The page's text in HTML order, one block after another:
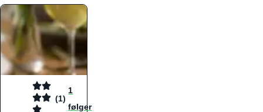
(1)
1
følger